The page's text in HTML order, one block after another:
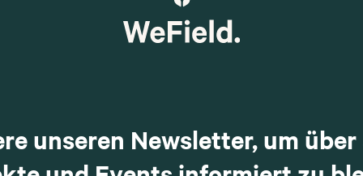
unseren Newsletter, um